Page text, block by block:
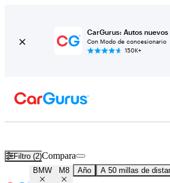
CarGurus: Autos
Con Modo de concesionario
150K+
Filtro (2)Compara
BMW M8 Año A 50 millas de